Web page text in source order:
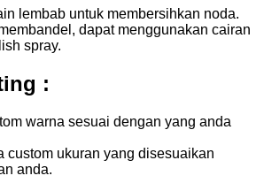
lembab untuk membersihkan noda.
dapat menggunakan cairan
spray.
:
warna sesuai dengan yang anda
custom ukuran yang disesuaikan
anda.